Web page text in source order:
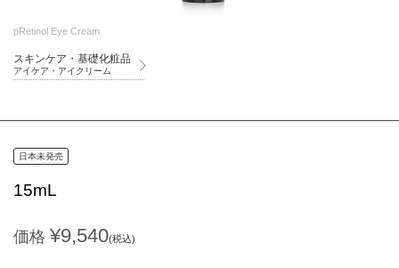
pRetinol Eye Cream
スキンケア・基礎化粧品
アイケア・アイクリーム
日本未発売
15mL
価格 ¥9,540(税込)